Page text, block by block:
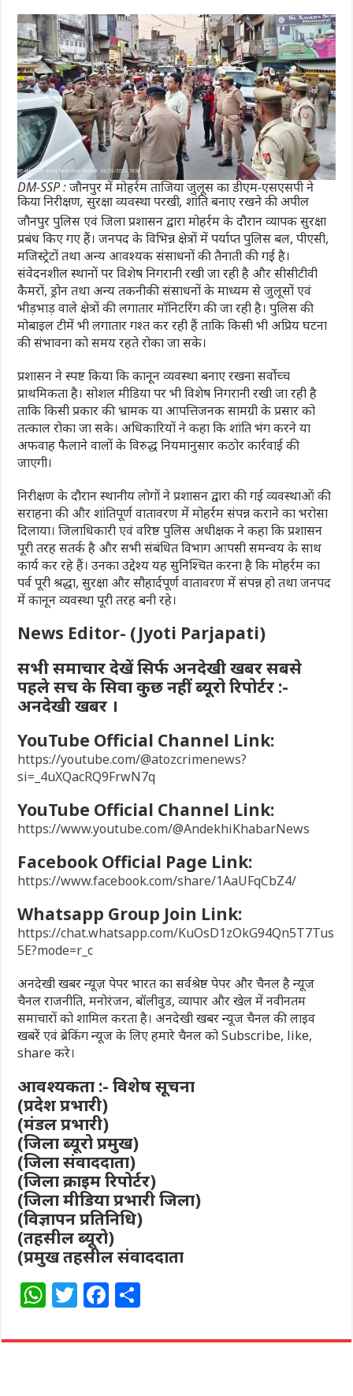
DM-SSP : जौनपुर में मोहर्रम ताजिया जुलूस का डीएम-एसएसपी ने
किया निरीक्षण, सुरक्षा व्यवस्था परखी, शांति बनाए रखने की अपील
जौनपुर पुलिस एवं जिला प्रशासन द्वारा मोहर्रम के दौरान व्यापक सुरक्षा
प्रबंध किए गए हैं। जनपद के विभिन्न क्षेत्रों में पर्याप्त पुलिस बल, पीएसी,
मजिस्ट्रेटों तथा अन्य आवश्यक संसाधनों की तैनाती की गई है।
संवेदनशील स्थानों पर विशेष निगरानी रखी जा रही है और सीसीटीवी
कैमरों, ड्रोन तथा अन्य तकनीकी संसाधनों के माध्यम से जुलूसों एवं
भीड़भाड़ वाले क्षेत्रों की लगातार मॉनिटरिंग की जा रही है। पुलिस की
मोबाइल टीमें भी लगातार गश्त कर रही हैं ताकि किसी भी अप्रिय घटना
की संभावना को समय रहते रोका जा सके।
प्रशासन ने स्पष्ट किया कि कानून व्यवस्था बनाए रखना सर्वोच्च
प्राथमिकता है। सोशल मीडिया पर भी विशेष निगरानी रखी जा रही है
ताकि किसी प्रकार की भ्रामक या आपत्तिजनक सामग्री के प्रसार को
तत्काल रोका जा सके। अधिकारियों ने कहा कि शांति भंग करने या
अफवाह फैलाने वालों के विरुद्ध नियमानुसार कठोर कार्रवाई की
जाएगी।
निरीक्षण के दौरान स्थानीय लोगों ने प्रशासन द्वारा की गई व्यवस्थाओं की
सराहना की और शांतिपूर्ण वातावरण में मोहर्रम संपन्न कराने का भरोसा
दिलाया। जिलाधिकारी एवं वरिष्ठ पुलिस अधीक्षक ने कहा कि प्रशासन
पूरी तरह सतर्क है और सभी संबंधित विभाग आपसी समन्वय के साथ
कार्य कर रहे हैं। उनका उद्देश्य यह सुनिश्चित करना है कि मोहर्रम का
पर्व पूरी श्रद्धा, सुरक्षा और सौहार्दपूर्ण वातावरण में संपन्न हो तथा जनपद
में कानून व्यवस्था पूरी तरह बनी रहे।
News Editor- (Jyoti Parjapati)
सभी समाचार देखें सिर्फ अनदेखी खबर सबसे
पहले सच के सिवा कुछ नहीं ब्यूरो रिपोर्टर :-
अनदेखी खबर ।
YouTube Official Channel Link:
https://youtube.com/@atozcrimenews?
si=_4uXQacRQ9FrwN7q
YouTube Official Channel Link:
https://www.youtube.com/@AndekhiKhabarNews
Facebook Official Page Link:
https://www.facebook.com/share/1AaUFqCbZ4/
Whatsapp Group Join Link:
https://chat.whatsapp.com/KuOsD1zOkG94Qn5T7Tus
5E?mode=r_c
अनदेखी खबर न्यूज़ पेपर भारत का सर्वश्रेष्ठ पेपर और चैनल है न्यूज
चैनल राजनीति, मनोरंजन, बॉलीवुड, व्यापार और खेल में नवीनतम
समाचारों को शामिल करता है। अनदेखी खबर न्यूज चैनल की लाइव
खबरें एवं ब्रेकिंग न्यूज के लिए हमारे चैनल को Subscribe, like,
share करे।
आवश्यकता :- विशेष सूचना
(प्रदेश प्रभारी)
(मंडल प्रभारी)
(जिला ब्यूरो प्रमुख)
(जिला संवाददाता)
(जिला क्राइम रिपोर्टर)
(जिला मीडिया प्रभारी जिला)
(विज्ञापन प्रतिनिधि)
(तहसील ब्यूरो)
(प्रमुख तहसील संवाददाता
W
at
T
itt
F
c ar